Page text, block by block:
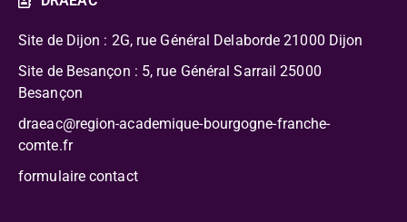
Site de Dijon : 2G, rue Général Delaborde 21000 Dijon
Site de Besançon : 5, rue Général Sarrail 25000
Besançon
draeac@region-academique-bourgogne-franche-
comte.fr
formulaire contact